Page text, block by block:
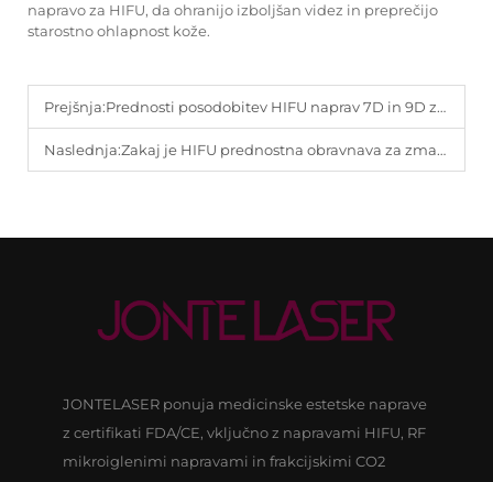
napravo za HIFU, da ohranijo izboljšan videz in preprečijo
starostno ohlapnost kože.
Prejšnja:Prednosti posodobitev HIFU naprav 7D in 9D za oblikovanje celotnega telesa.
Naslednja:Zakaj je HIFU prednostna obravnava za zmanjševanje dvojne brade in oblikovanje čeljustnega roba.
JONTELASER ponuja medicinske estetske naprave
z certifikati FDA/CE, vključno z napravami HIFU, RF
mikroiglenimi napravami in frakcijskimi CO2